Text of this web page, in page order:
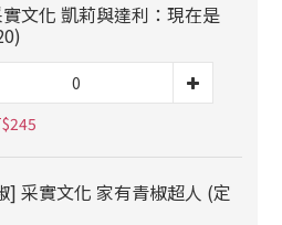
文化 凱莉與達利：現在是
] 采實文化 家有青椒超人 (定